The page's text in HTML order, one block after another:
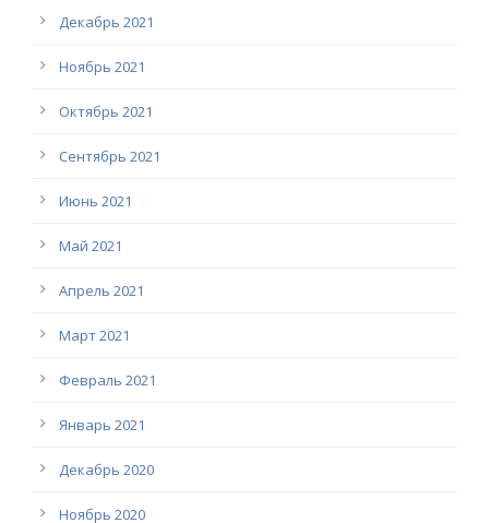
Декабрь 2021
Ноябрь 2021
Октябрь 2021
Сентябрь 2021
Июнь 2021
Май 2021
Апрель 2021
Март 2021
Февраль 2021
Январь 2021
Декабрь 2020
Ноябрь 2020